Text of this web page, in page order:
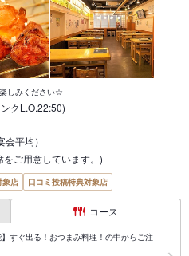
しみください☆
クL.O.22:50)
平均）
ご用意しています。)
象店 口コミ投稿特典対象店
コース
すぐ出る！おつまみ料理！の中からご注